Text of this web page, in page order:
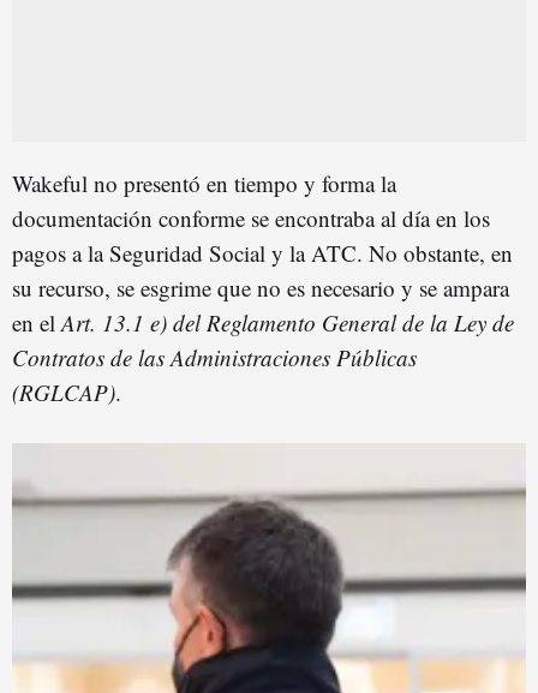
Wakeful no presentó en tiempo y forma la
documentación conforme se encontraba al día en los
pagos a la Seguridad Social y la ATC. No obstante, en
su recurso, se esgrime que no es necesario y se ampara
en el Art. 13.1 e) del Reglamento General de la Ley de
Contratos de las Administraciones Públicas
(RGLCAP).